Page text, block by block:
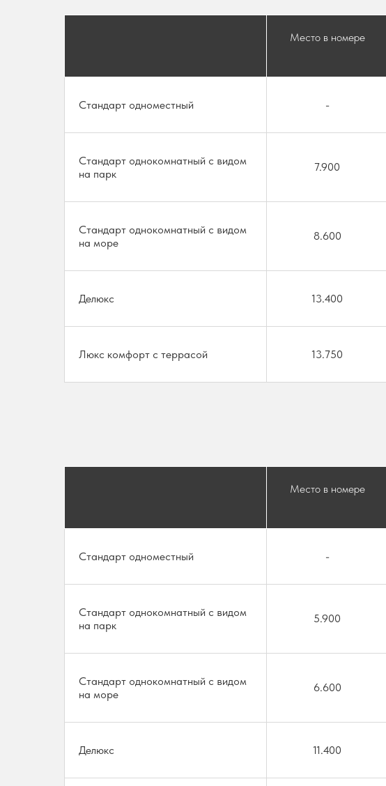
Место в номере
Стандарт одноместный -
Стандарт однокомнатный с видом
на парк
7.900
Стандарт однокомнатный с видом
на море
8.600
Делюкс 13.400
Люкс комфорт с террасой 13.750
Место в номере
Стандарт одноместный -
Стандарт однокомнатный с видом
на парк
5.900
Стандарт однокомнатный с видом
на море
6.600
Делюкс 11.400